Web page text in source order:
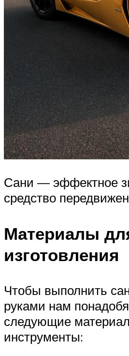
Сани — эффектное
средство
Материалы
изготовления
Чтобы выполнить
руками нам
следующие
инструменты: